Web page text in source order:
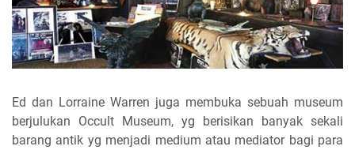
Ed dan Lorraine Warren juga membuka sebuah museum
berjulukan Occult Museum, yg berisikan banyak sekali
barang antik yg menjadi medium atau mediator bagi para